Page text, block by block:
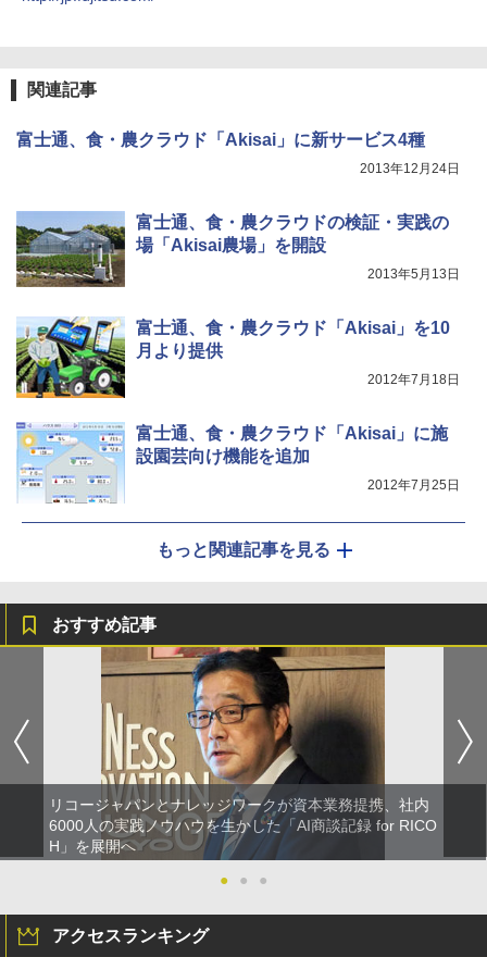
関連記事
富士通、食・農クラウド「Akisai」に新サービス4種
2013年12月24日
富士通、食・農クラウドの検証・実践の
場「Akisai農場」を開設
2013年5月13日
富士通、食・農クラウド「Akisai」を10
月より提供
2012年7月18日
富士通、食・農クラウド「Akisai」に施
設園芸向け機能を追加
2012年7月25日
もっと関連記事を見る
おすすめ記事
リコージャパンとナレッジワークが資本業務提携、社内
6000人の実践ノウハウを生かした「AI商談記録 for RICO
H」を展開へ
●
● ●
アクセスランキング